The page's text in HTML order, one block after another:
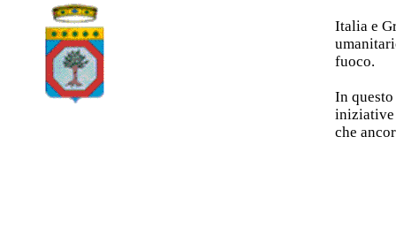
Italia e
fuoco.
In
iniziative
che